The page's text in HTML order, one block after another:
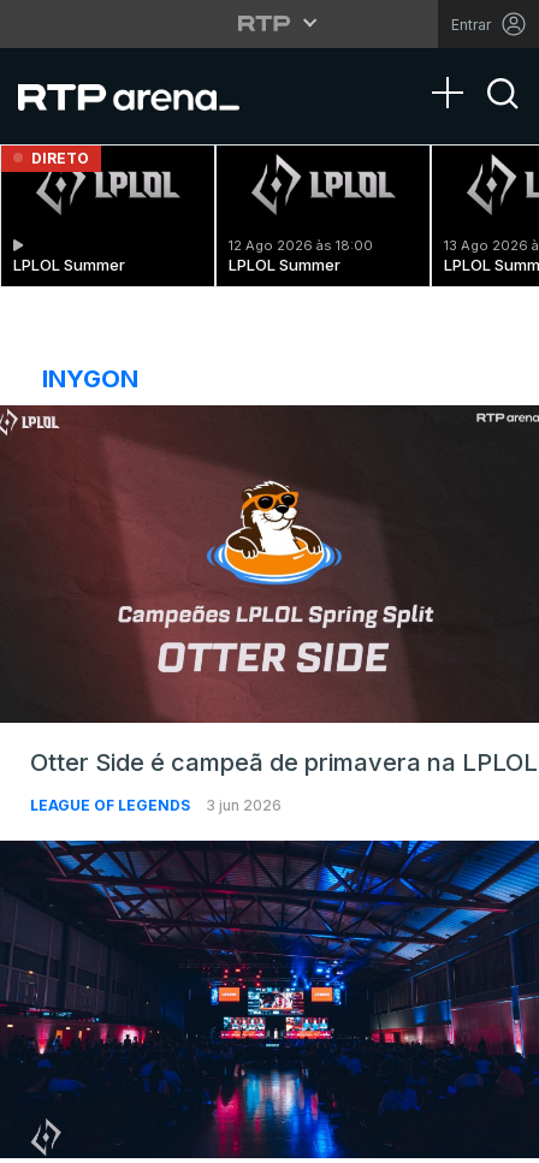
Entrar
Toggle
DIRETO
LPLOL Summer
12 Ago 2026 às 18:00
LPLOL Summer
13 Ago 2026
LPLOL
INYGON
Otter Side é campeã de primavera na LPLOL
LEAGUE OF LEGENDS 3 jun 2026